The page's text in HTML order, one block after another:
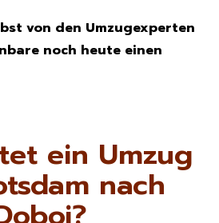
von den Umzugexperten
noch heute einen
ein Umzug
nach